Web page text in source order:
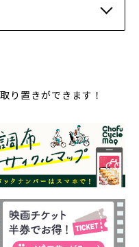
り置きができます！